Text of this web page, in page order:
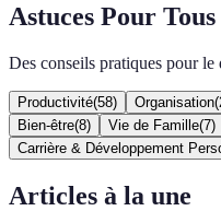
Astuces Pour Tous
Des conseils pratiques pour le
Productivité(58) Organisation(
Bien-être(8) Vie de Famille(7)
Carrière & Développement
Articles à la une